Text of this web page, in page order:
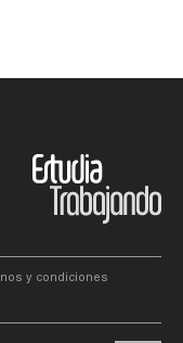
y condiciones